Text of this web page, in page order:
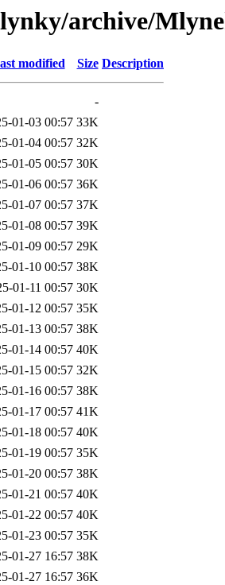
archive/
modified Size Description
-
01-03 00:57 33K
01-04 00:57 32K
01-05 00:57 30K
01-06 00:57 36K
01-07 00:57 37K
01-08 00:57 39K
01-09 00:57 29K
01-10 00:57 38K
01-11 00:57 30K
01-12 00:57 35K
01-13 00:57 38K
01-14 00:57 40K
01-15 00:57 32K
01-16 00:57 38K
01-17 00:57 41K
01-18 00:57 40K
01-19 00:57 35K
01-20 00:57 38K
01-21 00:57 40K
01-22 00:57 40K
01-23 00:57 35K
01-27 16:57 38K
01-27 16:57 36K